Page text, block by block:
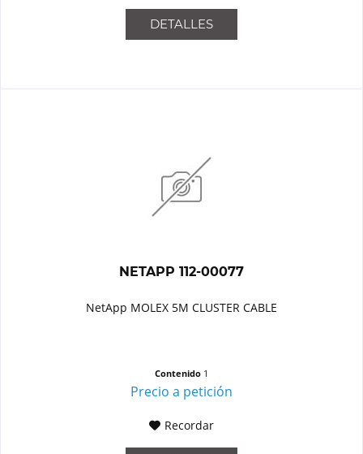
DETALLES
NETAPP 112-00077
NetApp MOLEX 5M CLUSTER CABLE
Contenido 1
Precio a petición
Recordar